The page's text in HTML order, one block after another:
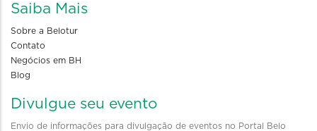
Saiba Mais
Sobre a Belotur
Contato
Negócios em BH
Blog
Divulgue seu evento
Envio de informações para divulgação de eventos no Portal Belo